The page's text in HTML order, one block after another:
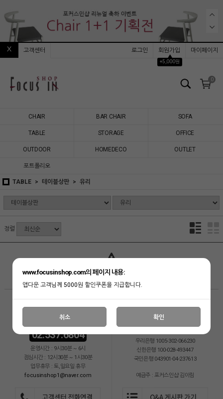
고객센터 로그인
회원가입
▲
+5,000원
마이페이지
0
CHAIR BAR CHAIR SOFA
TABLE STORAGE OFFICE
OUTDOOR HOMEDECO OUTLET
포트폴리오
TABLE 테이블상판 유리
정렬
상품 준비중 입니다.
CS CENTER
02.537.6804
운영시간 : 9시30분 ~ 6시
점심시간 : 12시30분 ~ 1시30분
업무휴무 : 토,일요일 휴무
focusinshop1@naver.com
BANK INFO
우리은행 1005-302-066230
신한은행 100-028-493447
국민은행 043901-04-237613
예금주 : 포커스인샵 김이림
www.focusinshop.com의 페이지 내용:
앱다운 고객님께 5000원 할인쿠폰을 지급합니다.
취소 확인